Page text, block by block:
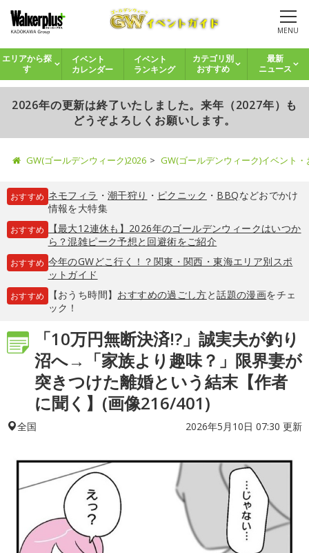
MENU
エリアから探
す
イベント
カレンダー
イベント
ランキング
カテゴリ別
おすすめ
最新
ニュース
2026年の更新は終了いたしました。来年（2027年）も
どうぞよろしくお願いします。
GW(ゴールデンウィーク)2026 GW(ゴールデンウィーク)イベント
おすすめ ネモフィラ ・ 潮干狩り ・ ピクニック ・ BBQなどおでかけ
情報を大特集
おすすめ
【最大12連休も】2026年のゴールデンウィークはいつか
ら？混雑ピーク予想と回避術をご紹介
おすすめ 今年のGWどこ行く！？関東・関西・東海エリア別スポ
ットガイド
おすすめ 【おうち時間】 おすすめの過ごし方と話題の漫画をチェ
ック！
「10万円無断決済!?」誠実夫が釣り
沼へ→「家族より趣味？」限界妻が
突きつけた離婚という結末【作者
に聞く】(画像216/401)
全国 2026年5月10日 07:30 更新